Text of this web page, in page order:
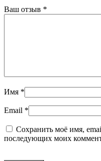
Ваш отзыв *
Имя *
Email *
Сохранить моё имя,
последующих моих